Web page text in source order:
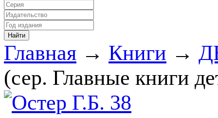
Главная → Книги →
(сер. Главные книги